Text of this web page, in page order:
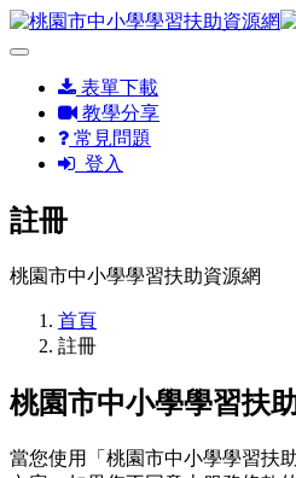
表單下載
教學分享
常見問題
登入
註冊
桃園市中小學學習扶助資源網
首頁
註冊
桃園市中小學學習扶
當您使用「桃園市中小學學習扶